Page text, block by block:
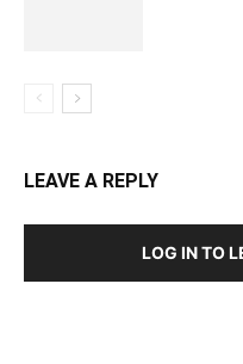
LEAVE A REPLY
LOG IN TO